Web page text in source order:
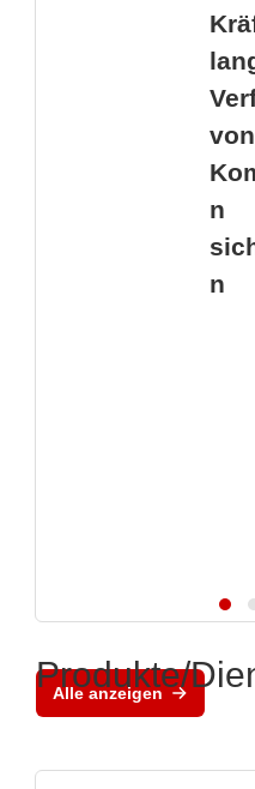
n
n
Alle anzeigen
Produkte/